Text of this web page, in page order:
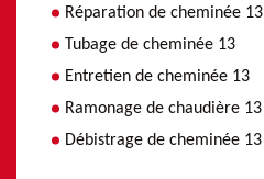
Réparation de cheminée 13
Tubage de cheminée 13
Entretien de cheminée 13
Ramonage de chaudière 13
Débistrage de cheminée 13